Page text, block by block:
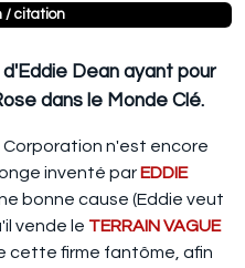
/ citation
Dean ayant pour
dans le Monde Clé.
Corporation n'est encore
inventé par EDDIE
bonne cause (Eddie veut
vende le TERRAIN VAGUE
cette firme fantôme, afin